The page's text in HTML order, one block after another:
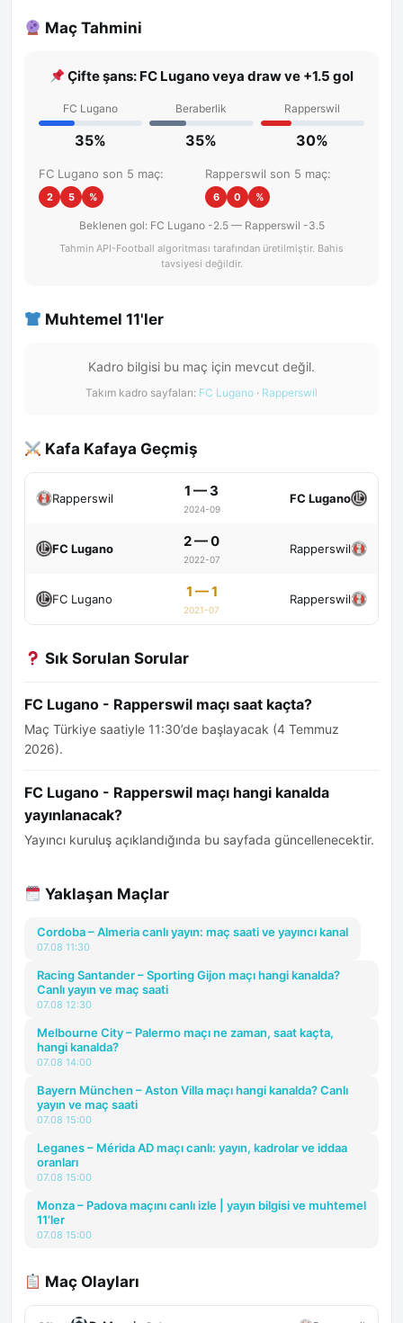
Maç Tahmini
Çifte şans: FC Lugano veya draw ve +1.5 gol
FC Lugano
35%
Beraberlik
35%
Rapperswil
30%
FC Lugano son 5 maç:
2 5 %
Rapperswil son 5 maç:
6 0 %
Beklenen gol: FC Lugano -2.5 — Rapperswil -3.5
Tahmin API-Football algoritması tarafından üretilmiştir. Bahis
tavsiyesi değildir.
Muhtemel 11'ler
Kadro bilgisi bu maç için mevcut değil.
Takım kadro sayfaları: FC Lugano · Rapperswil
Kafa Kafaya Geçmiş
Rapperswil 1 — 3
2024-09
FC Lugano
FC Lugano 2 — 0
2022-07
Rapperswil
FC Lugano 1 — 1
2021-07
Rapperswil
Sık Sorulan Sorular
FC Lugano - Rapperswil maçı saat kaçta?
Maç Türkiye saatiyle 11:30’de başlayacak (4 Temmuz
2026).
FC Lugano - Rapperswil maçı hangi kanalda
yayınlanacak?
Yayıncı kuruluş açıklandığında bu sayfada güncellenecektir.
Yaklaşan Maçlar
Cordoba – Almeria canlı yayın: maç saati ve yayıncı kanal
07.08 11:30
Racing Santander – Sporting Gijon maçı hangi kanalda?
Canlı yayın ve maç saati
07.08 12:30
Melbourne City – Palermo maçı ne zaman, saat kaçta,
hangi kanalda?
07.08 14:00
Bayern München – Aston Villa maçı hangi kanalda? Canlı
yayın ve maç saati
07.08 15:00
Leganes – Mérida AD maçı canlı: yayın, kadrolar ve iddaa
oranları
07.08 15:00
Monza – Padova maçını canlı izle | yayın bilgisi ve muhtemel
11’ler
07.08 15:00
Maç Olayları